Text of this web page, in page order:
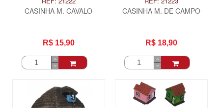
CASINHA M. CAVALO
R$ 15,90
CASINHA M. DE CAMPO
R$ 18,90